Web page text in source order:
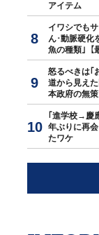
アイテム
イワシでも
ん･動脈硬化
魚の種類｣【
怒るべきは｢
道から見え
本政府の無策
｢進学校→慶
年ぶりに再
たワケ